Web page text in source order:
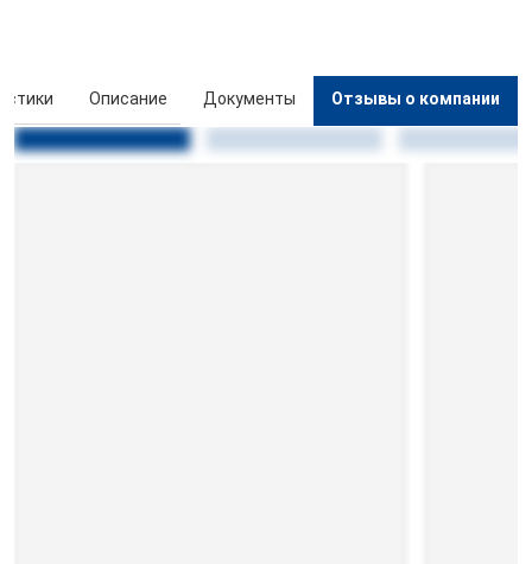
Описание Документы Отзывы о компании